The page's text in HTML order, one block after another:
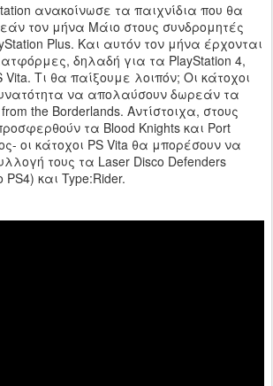
ανακοίνωσε τα παιχνίδια που θα
τον μήνα Μάιο στους συνδρομητές
Plus. Και αυτόν τον μήνα έρχονται
δηλαδή για τα PlayStation 4,
Vita. Τι θα παίξουμε λοιπόν; Οι κάτοχοι
να απολαύσουν δωρεάν τα
the Borderlands. Αντίστοιχα, στους
τα Blood Knights και Port
οι κάτοχοι PS Vita θα μπορέσουν να
τους τα Laser Disco Defenders
και Type:Rider.